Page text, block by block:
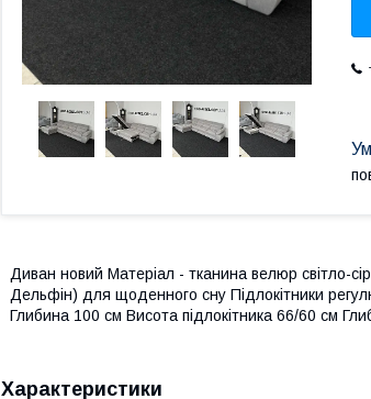
Диван новий Матеріал - тканина велюр світло-
Дельфін) для щоденного сну Підлокітники
Глибина 100 см Висота підлокітника 66/60 см
Характеристики